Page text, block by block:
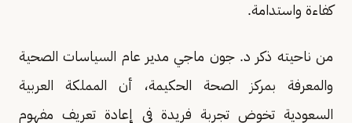
كفاءة واستدامة.
من ناحيته ذكر د. جون ماجي مدير عام السياسات الصحية
والمعرفة بمركز الصحة الحكيمة، أن المملكة العربية
السعودية تخوض تجربة فريدة في إعادة تعريف مفهوم